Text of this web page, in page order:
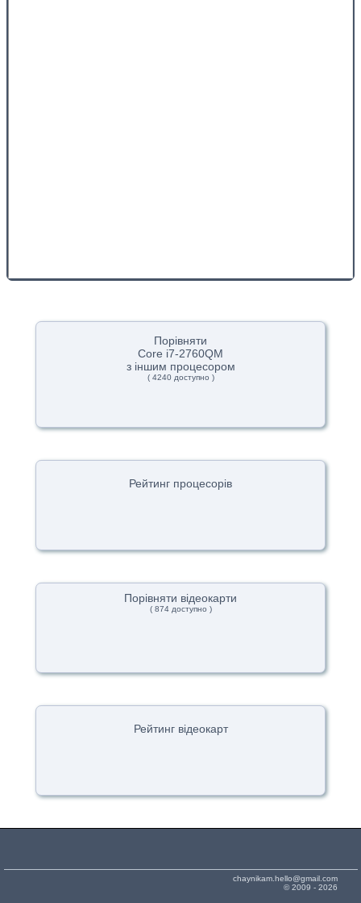
Порівняти
Core i7-2760QM
з іншим процесором
( 4240 доступно )
Рейтинг процесорів
Порівняти відеокарти
( 874 доступно )
Рейтинг відеокарт
chaynikam.hello@gmail.com
© 2009 - 2026